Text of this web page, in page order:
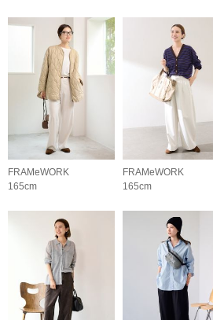
FRAMeWORK
165cm
FRAMeWORK
165cm